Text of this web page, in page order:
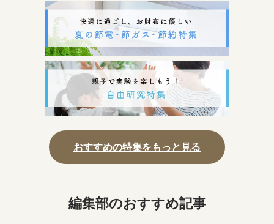
おすすめの特集をもっと見る
編集部のおすすめ記事